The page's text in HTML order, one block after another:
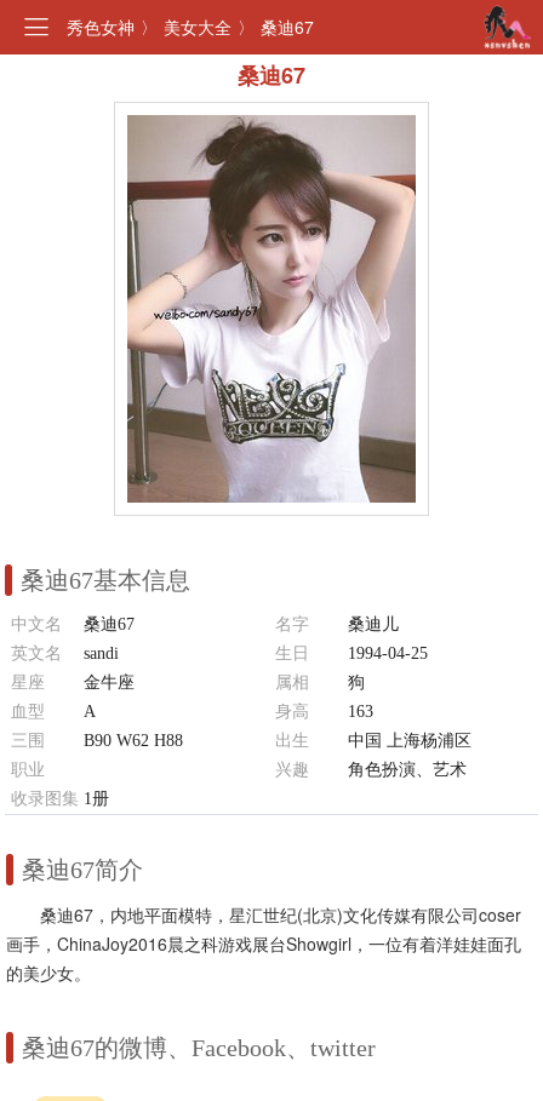
秀色女神 〉 美女大全 〉 桑迪67
桑迪67
桑迪67基本信息
中文名 桑迪67 名字
桑迪儿
英文名
sandi 生日
1994-04-25
星座
金牛座 属相
狗
血型
A 身高
163
三围
B90 W62 H88 出生
中国 上海杨浦区
职业
平面模特、showgirl、画手
兴趣
角色扮演、艺术
收录图集 1册
桑迪67简介
桑迪67，内地平面模特，星汇世纪(北京)文化传媒有限公司coser
画手，ChinaJoy2016晨之科游戏展台Showgirl，一位有着洋娃娃面孔
的美少女。
桑迪67的微博、Facebook、twitter